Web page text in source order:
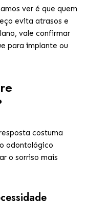
ver é que quem
evita atrasos e
vale confirmar
para implante ou
costuma
odontológico
o sorriso mais